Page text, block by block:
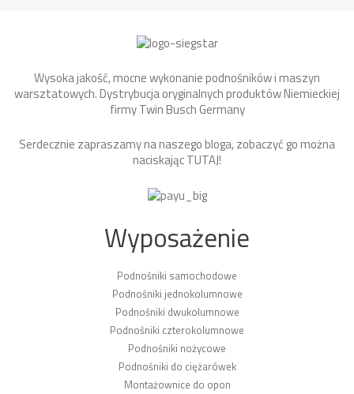
Wysoka jakość, mocne wykonanie podnośników i maszyn
warsztatowych. Dystrybucja oryginalnych produktów Niemieckiej
firmy Twin Busch Germany
Serdecznie zapraszamy na naszego bloga, zobaczyć go można
naciskającTUTAJ!
Wyposażenie
Podnośniki samochodowe
Podnośniki jednokolumnowe
Podnośniki dwukolumnowe
Podnośniki czterokolumnowe
Podnośniki nożycowe
Podnośniki do ciężarówek
Montażownice do opon